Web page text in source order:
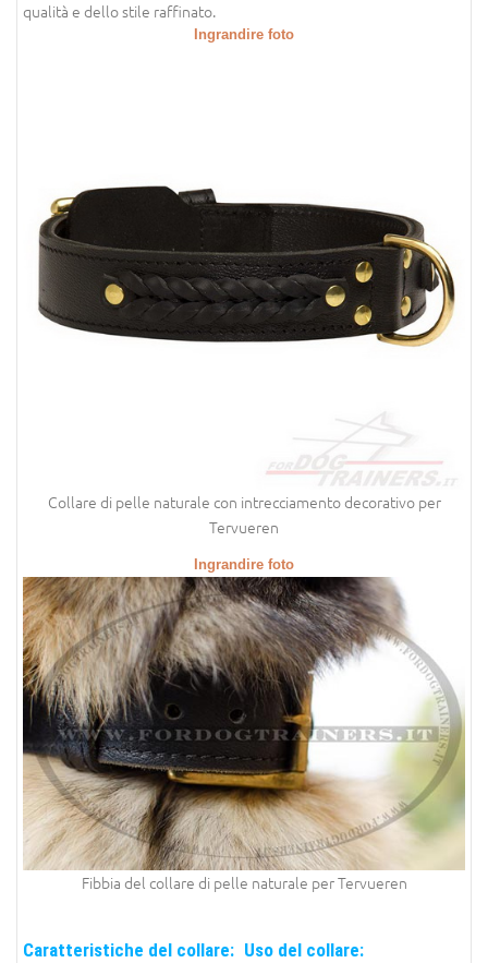
qualità e dello stile raffinato.
Ingrandire foto
Collare di pelle naturale con intrecciamento decorativo per
Tervueren
Ingrandire foto
Fibbia del collare di pelle naturale per Tervueren
Caratteristiche del collare: Uso del collare: